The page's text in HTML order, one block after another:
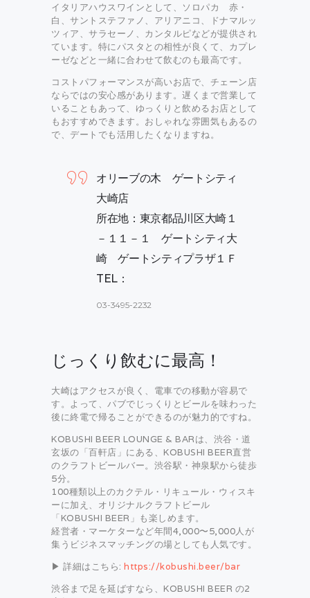
イタリアハウスワインとして、ソロパカ 赤・
白、サントステファノ、アリアニコ、ドナマルッ
ツィア、サラセーノ、カンタルピなどが提供され
ています。特にパスタとの相性が良くて、カプレ
ーゼなどと一緒に合わせて飲むのも最高です。
コストパフォーマンスが高いお店で、チェーン店
ならではの安心感があります。遅くまで営業して
いることもあって、ゆっくりと飲めるお店として
もおすすめできます。おしゃれな雰囲気もあるの
で、デートでも活用したくなりますね。
オリーブの木 ゲートシティ
大崎店
所在地：東京都品川区大崎１
－１１－１ ゲートシティ大
崎 ゲートシティプラザ１Ｆ
TEL：
03-3495-2232
じっくり飲むに最高！
大崎はアクセスが良く、電車での移動が容易で
す。よって、パブでじっくりとビールを味わった
後に終電で帰ることができるのが魅力的ですね。
KOBUSHI BEER LOUNGE & BARは、渋谷・道
玄坂の「百軒店」にある、KOBUSHI BEER直営
のクラフトビールバー。渋谷駅・神泉駅から徒歩
5分。
100種類以上のカクテル・リキュール・ウィスキ
ーに加え、オリジナルクラフトビール
「KOBUSHI BEER」も楽しめます。
経営者・マーケターなど年間4,000〜5,000人が
集うビジネスマッチングの場としても人気です。
▶ 詳細はこちら: https://kobushi.beer/bar
渋谷まで足を延ばすなら、KOBUSHI BEER の2